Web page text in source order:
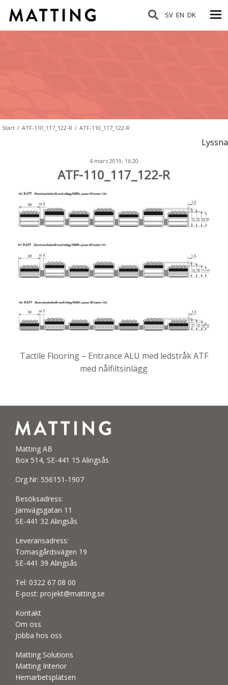
SV EN DK
Start / ATF-110_117_122-R / ATF-110_117_122-R
Lyssna
4 mars 2019, 16:20
ATF-110_117_122-R
Tactile Flooring – Entrance ALU med ledstråk ATF
med nålfiltsinlägg
Matting AB
Box 514, SE-441 15 Alingsås
Org.Nr: 556151-1907
Besöksadress:
Järnvägsgatan 11
SE-441 32 Alingsås
Leveransadress:
Tomasgårdsvägen 19
SE-441 39 Alingsås
Tel: 0322 67 08 00
E-post: projekt@matting.se
Kontakt
Om oss
Jobba hos oss
Matting Solutions
Matting Interior
Hemarbetsplatsen